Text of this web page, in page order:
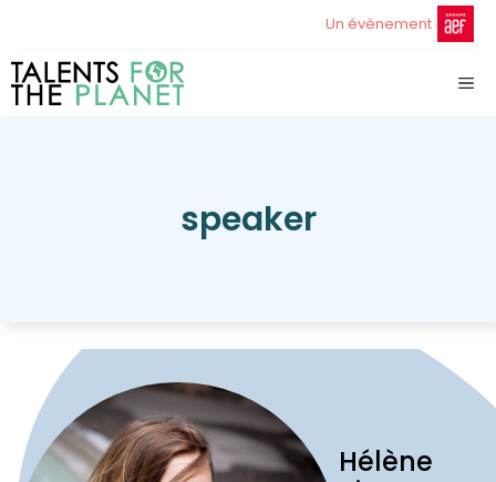
Un évènement
speaker
Hélène